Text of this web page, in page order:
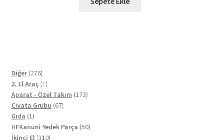
Diğer 276276
ürün
2. El Araç 11
ürün
Aparat - Özel Takım 173173
Civata Grubu 6767
Gıda 11
ürün
HFKanuni Yedek Parça 5050
İkinci El 310310